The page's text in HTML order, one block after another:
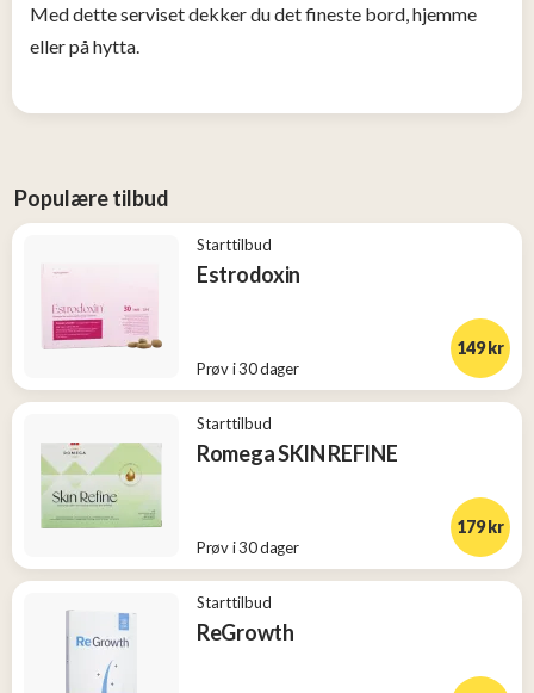
Med dette serviset dekker du det fineste bord, hjemme
eller på hytta.
Populære tilbud
Starttilbud
Estrodoxin
Prøv i 30 dager
149 kr
Starttilbud
Romega SKIN REFINE
Prøv i 30 dager
179 kr
Starttilbud
ReGrowth